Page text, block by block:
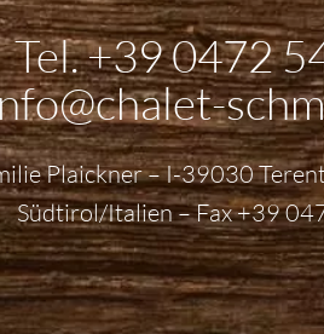
Tel.+39 0472
Plaickner – I-39030
Südtirol/Italien – Fax+39